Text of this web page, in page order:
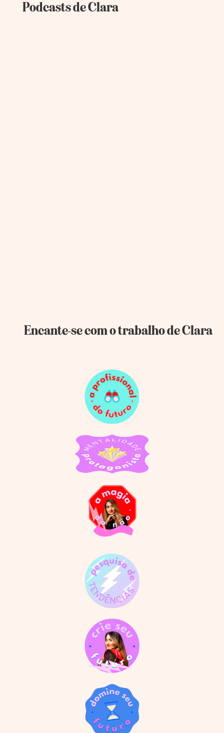
Podcasts de Clara
Encante-se com o trabalho de Clara